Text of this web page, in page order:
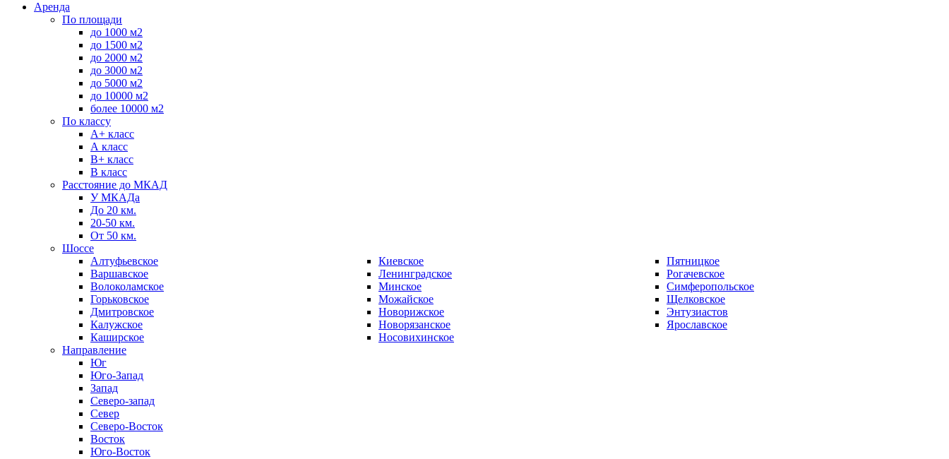
Аренда
По площади
до 1000 м2
до 1500 м2
до 2000 м2
до 3000 м2
до 5000 м2
до 10000 м2
более 10000 м2
По классу
А+ класс
А класс
B+ класс
В класс
Расстояние до МКАД
У МКАДа
До 20 км.
20-50 км.
От 50 км.
Шоссе
Алтуфьевское
Варшавское
Волоколамское
Горьковское
Дмитровское
Калужское
Каширское
Киевское
Ленинградское
Минское
Можайское
Новорижское
Новорязанское
Носовихинское
Пятницкое
Рогачевское
Симферопольское
Щелковское
Энтузиастов
Ярославское
Направление
Юг
Юго-Запад
Запад
Северо-запад
Север
Северо-Восток
Восток
Юго-Восток